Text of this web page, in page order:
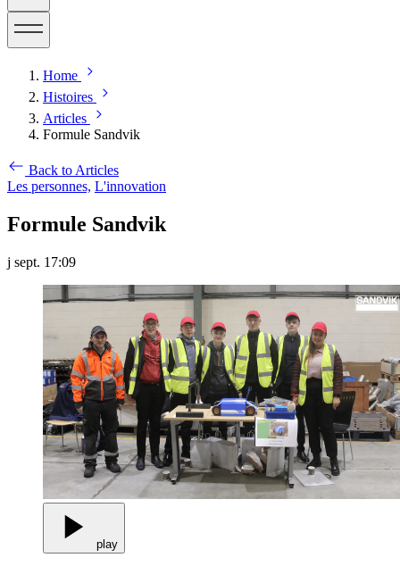
Home
Histoires
Articles
Formule Sandvik
Back to Articles
Les personnes, L'innovation
Formule Sandvik
j sept. 17:09
play